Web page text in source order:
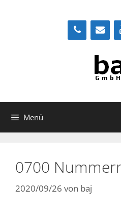
Menü
0700
2020/09/26 von baj